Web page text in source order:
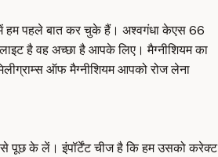
हम पहले बात कर चुके हैं। अश्वगंधा केएस 66
है वह अच्छा है आपके लिए। मैग्नीशियम का
ऑफ मैग्नीशियम आपको रोज लेना
पूछ के लें। इंपॉर्टेंट चीज है कि हम उसको करेक्ट